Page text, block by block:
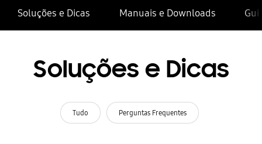
Soluções e Dicas Manuais e Downloads
Soluções e Dicas
Tudo Perguntas Frequentes